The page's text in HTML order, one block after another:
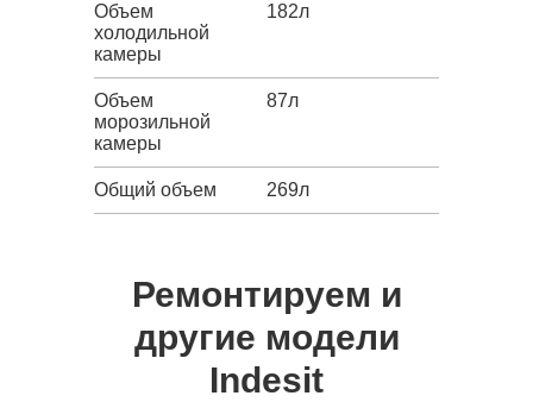
Объем
холодильной
камеры
182л
Объем
морозильной
камеры
87л
Общий объем 269л
Ремонтируем и
другие модели
Indesit